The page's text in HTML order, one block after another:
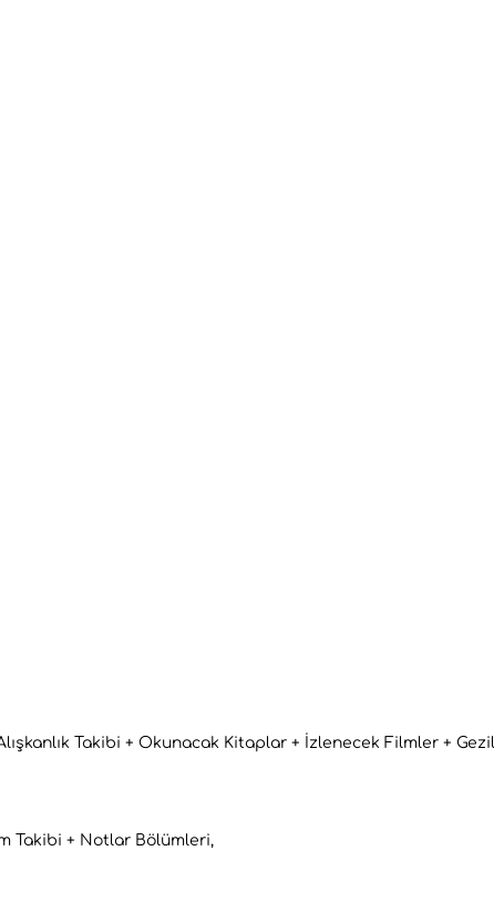
Takibi + Okunacak Kitaplar + İzlenecek Filmler +
Takibi + Notlar Bölümleri,